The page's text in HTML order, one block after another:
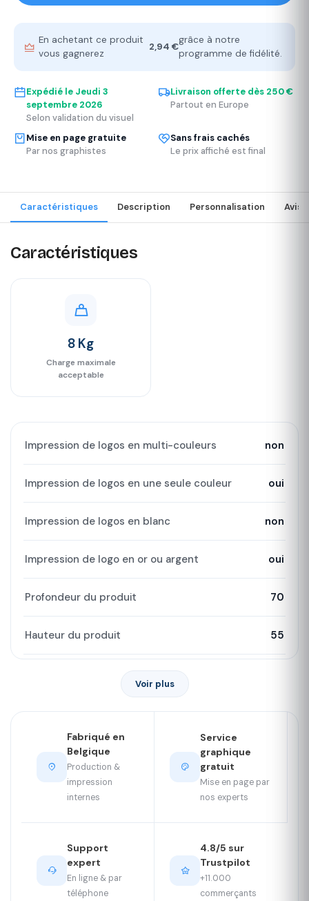
En achetant ce produit
vous gagnerez
2,94 €
grâce à notre
programme de fidélité.
Expédié le Jeudi 3
septembre 2026
Selon validation du visuel
Livraison offerte dès 250 €
Partout en Europe
Mise en page gratuite
Par nos graphistes
Sans frais cachés
Le prix affiché est final
Caractéristiques Description Personnalisation Avis
Caractéristiques
8 Kg
Charge maximale
acceptable
Impression de logos en multi-couleurs non
Impression de logos en une seule couleur oui
Impression de logos en blanc non
Impression de logo en or ou argent oui
Profondeur du produit 70
Hauteur du produit 55
Voir plus
Fabriqué en
Belgique
Production &
impression
internes
Service
graphique
gratuit
Mise en page par
nos experts
Support
expert
En ligne & par
téléphone
4.8/5 sur
Trustpilot
+11.000
commerçants